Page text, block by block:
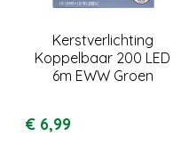
Kerstverlichting
Koppelbaar 200 LED
6m EWW Groen
€ 6,99